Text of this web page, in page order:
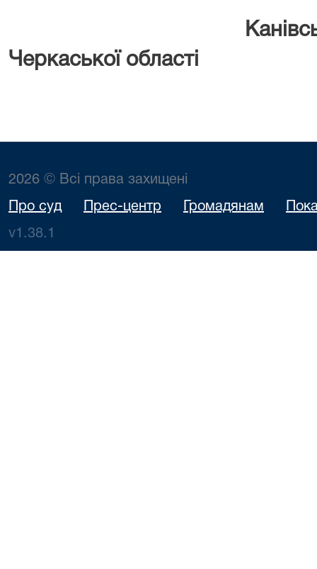
Черкаської області
2026 © Всі права захищені
Про суд Прес-центр Громадянам
v1.38.1